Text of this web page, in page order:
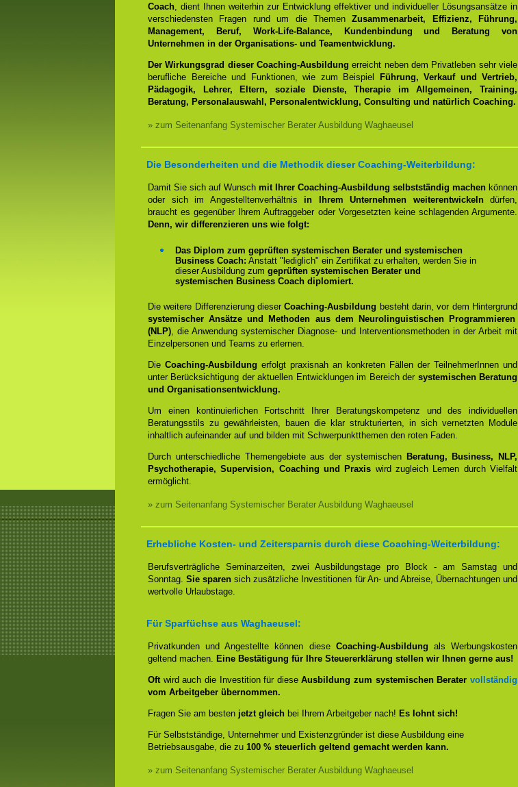
Coach, dient Ihnen weiterhin zur Entwicklung effektiver und individueller Lösungsansätze in
verschiedensten Fragen rund um die ThemenZusammenarbeit, Effizienz, Führung,
Management, Beruf, Work-Life-Balance, Kundenbindung und Beratung von
Unternehmen in der Organisations- und Teamentwicklung.
Der Wirkungsgrad dieser Coaching-Ausbildung erreicht neben dem Privatleben sehr viele
berufliche Bereiche und Funktionen, wie zum Beispiel
Führung, Verkauf und Vertrieb,
Pädagogik, Lehrer, Eltern, soziale Dienste, Therapie im Allgemeinen, Training,
Beratung, Personalauswahl, Personalentwicklung, Consulting und natürlich Coaching.
» zum Seitenanfang Systemischer Berater Ausbildung Waghaeusel
Die Besonderheiten und die Methodik dieser Coaching-Weiterbildung:
Damit Sie sich auf Wunsch mit Ihrer Coaching-Ausbildung selbstständig machen können
oder sich im Angestelltenverhältnis in Ihrem Unternehmen weiterentwickelndürfen,
braucht es gegenüber Ihrem Auftraggeber oder Vorgesetzten keine schlagenden Argumente.
Denn, wir differenzieren uns wie folgt:
Das Diplom zum geprüften systemischen Berater und systemischen
Business Coach: Anstatt "lediglich" ein Zertifikat zu erhalten, werden Sie in
dieser Ausbildung zum geprüften systemischen Berater und
systemischen Business Coach diplomiert.
Die weitere Differenzierung dieserCoaching-Ausbildung besteht darin, vor dem Hintergrund
systemischer Ansätze und Methoden aus dem Neurolinguistischen Programmieren
(NLP), die Anwendung systemischer Diagnose- und Interventionsmethoden in der Arbeit mit
Einzelpersonen und Teams zu erlernen.
Die Coaching-Ausbildung erfolgt praxisnah an konkreten Fällen der TeilnehmerInnen und
unter Berücksichtigung der aktuellen Entwicklungen im Bereich der systemischen Beratung
und Organisationsentwicklung.
Um einen kontinuierlichen Fortschritt Ihrer Beratungskompetenz und des individuellen
Beratungsstils zu gewährleisten, bauen die klar strukturierten, in sich vernetzten Module
inhaltlich aufeinander auf und bilden mit Schwerpunktthemen den roten Faden.
Durch unterschiedliche Themengebiete aus der systemischen Beratung, Business, NLP,
Psychotherapie, Supervision, Coaching und Praxis wird zugleich Lernen durch Vielfalt
ermöglicht.
» zum Seitenanfang Systemischer Berater Ausbildung Waghaeusel
Erhebliche Kosten- und Zeitersparnis durch diese Coaching-Weiterbildung:
Berufsverträgliche Seminarzeiten, zwei Ausbildungstage pro Block - am Samstag und
Sonntag.Sie sparensich zusätzliche Investitionen für An- und Abreise, Übernachtungen und
wertvolle Urlaubstage.
Für Sparfüchse aus Waghaeusel:
Privatkunden und Angestellte können diese Coaching-Ausbildung als Werbungskosten
geltend machen. Eine Bestätigung für Ihre Steuererklärung stellen wir Ihnen gerne aus!
Oftwird auch die Investition für dieseAusbildung zum systemischen Beratervollständig
vom Arbeitgeber übernommen.
Fragen Sie am besten jetzt gleich bei Ihrem Arbeitgeber nach! Es lohnt sich!
Für Selbstständige, Unternehmer und Existenzgründer ist diese Ausbildung eine
Betriebsausgabe, die zu 100 % steuerlich geltend gemacht werden kann.
» zum Seitenanfang Systemischer Berater Ausbildung Waghaeusel